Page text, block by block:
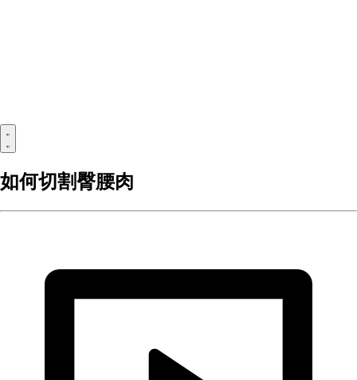
如何切割臀腰肉